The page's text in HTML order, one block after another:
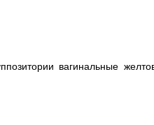
вагинальные